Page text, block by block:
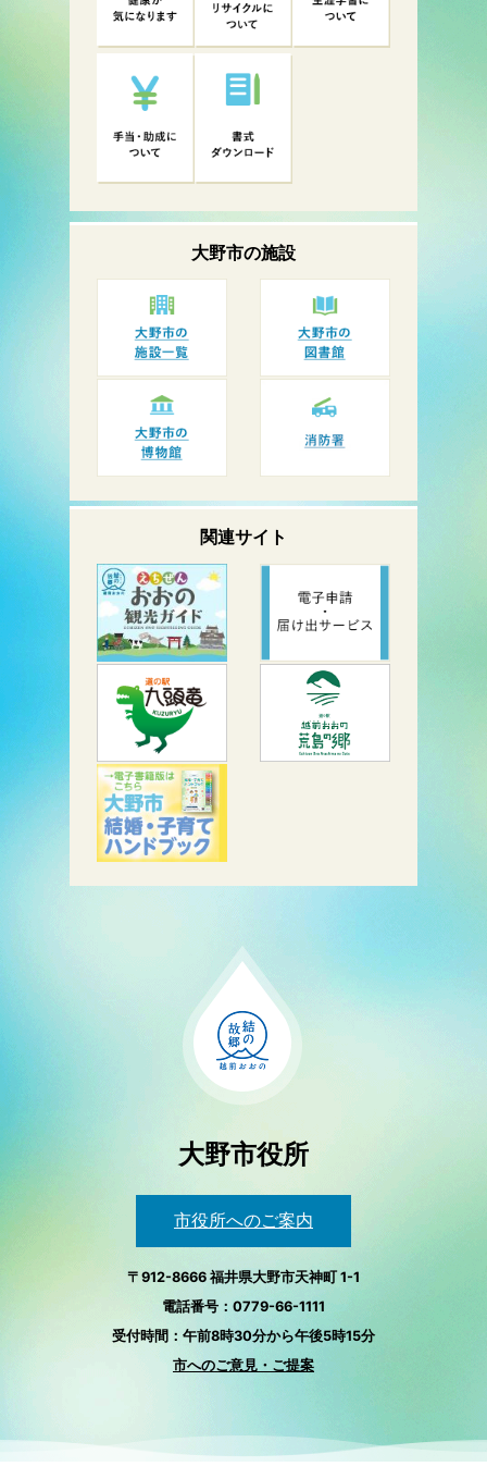
大野市の施設
関連サイト
大野市役所
市役所へのご案内
〒912-8666 福井県大野市天神町 1-1
電話番号：0779-66-1111
受付時間：午前8時30分から午後5時15分
市へのご意見・ご提案